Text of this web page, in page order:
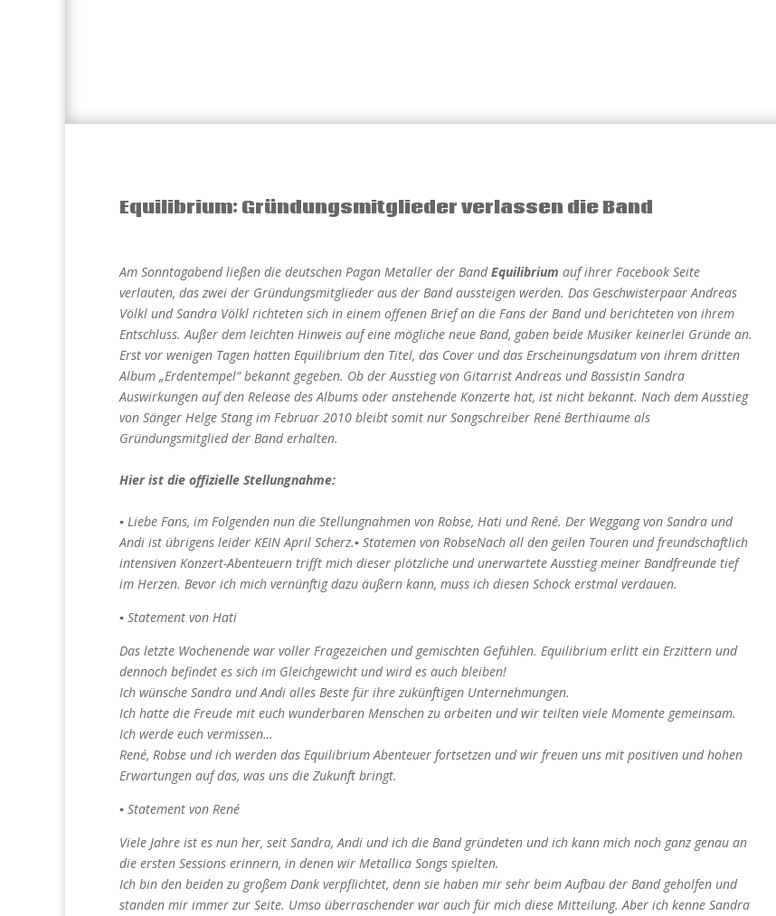
Equilibrium: Gründungsmitglieder verlassen die Band
Am Sonntagabend ließen die deutschen Pagan Metaller der BandEquilibrium auf ihrer Facebook Seite
verlauten, das zwei der Gründungsmitglieder aus der Band aussteigen werden. Das Geschwisterpaar Andreas
Völkl und Sandra Völkl richteten sich in einem offenen Brief an die Fans der Band und berichteten von ihrem
Entschluss. Außer dem leichten Hinweis auf eine mögliche neue Band, gaben beide Musiker keinerlei Gründe an.
Erst vor wenigen Tagen hatten Equilibrium den Titel, das Cover und das Erscheinungsdatum von ihrem dritten
Album „Erdentempel“ bekannt gegeben. Ob der Ausstieg von Gitarrist Andreas und Bassistin Sandra
Auswirkungen auf den Release des Albums oder anstehende Konzerte hat, ist nicht bekannt. Nach dem Ausstieg
von Sänger Helge Stang im Februar 2010 bleibt somit nur Songschreiber René Berthiaume als
Gründungsmitglied der Band erhalten.
Hier ist die offizielle Stellungnahme:
▪ Liebe Fans, im Folgenden nun die Stellungnahmen von Robse, Hati und René. Der Weggang von Sandra und
Andi ist übrigens leider KEIN April Scherz.▪ Statemen von RobseNach all den geilen Touren und freundschaftlich
intensiven Konzert-Abenteuern trifft mich dieser plötzliche und unerwartete Ausstieg meiner Bandfreunde tief
im Herzen. Bevor ich mich vernünftig dazu äußern kann, muss ich diesen Schock erstmal verdauen.
▪ Statement von Hati
Das letzte Wochenende war voller Fragezeichen und gemischten Gefühlen. Equilibrium erlitt ein Erzittern und
dennoch befindet es sich im Gleichgewicht und wird es auch bleiben!
Ich wünsche Sandra und Andi alles Beste für ihre zukünftigen Unternehmungen.
Ich hatte die Freude mit euch wunderbaren Menschen zu arbeiten und wir teilten viele Momente gemeinsam.
Ich werde euch vermissen…
René, Robse und ich werden das Equilibrium Abenteuer fortsetzen und wir freuen uns mit positiven und hohen
Erwartungen auf das, was uns die Zukunft bringt.
▪ Statement von René
Viele Jahre ist es nun her, seit Sandra, Andi und ich die Band gründeten und ich kann mich noch ganz genau an
die ersten Sessions erinnern, in denen wir Metallica Songs spielten.
Ich bin den beiden zu großem Dank verpflichtet, denn sie haben mir sehr beim Aufbau der Band geholfen und
standen mir immer zur Seite. Umso überraschender war auch für mich diese Mitteilung. Aber ich kenne Sandra